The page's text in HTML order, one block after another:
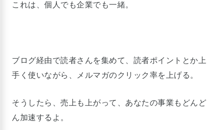
これは、個人でも企業でも一緒。
ブログ経由で読者さんを集めて、読者ポイントとか上
手く使いながら、メルマガのクリック率を上げる。
そうしたら、売上も上がって、あなたの事業もどんど
ん加速するよ。